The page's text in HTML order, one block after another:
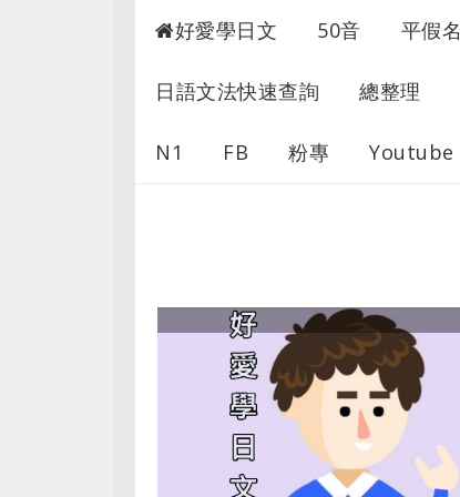
好愛學日文 50音 平假名
日語文法快速查詢 總整理
N1 FB 粉專 Youtube